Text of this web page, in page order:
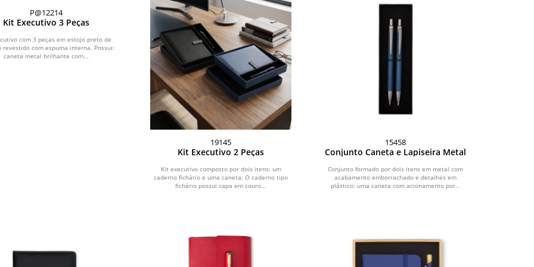
P@12214
Kit Executivo 3 Peças
com 3 peças em estojo preto de
revestido com espuma interna. Possui:
caneta metal brilhante com...
19145
Kit Executivo 2 Peças
Kit executivo composto por dois itens: um
caderno fichário e uma caneta. O caderno tipo
fichário possui capa em couro...
15458
Conjunto Caneta e Lapiseira Metal
Conjunto formado por dois itens em metal com
acabamento emborrachado e detalhes em
plástico: uma caneta com acionamento por...